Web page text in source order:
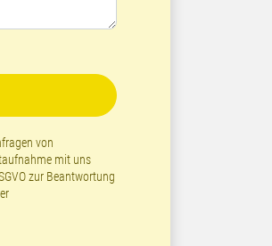
von
mit uns
zur Beantwortung